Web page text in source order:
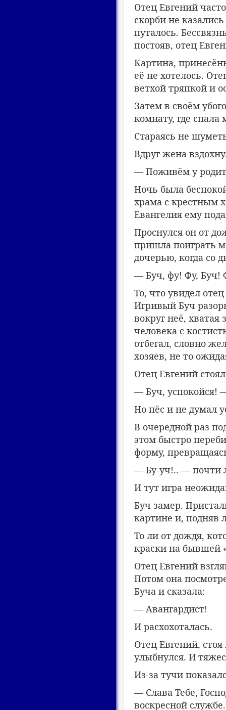
Отец Евгений
скорби не
путалось.
постояв, отец
Картина,
её не хотелось.
ветхой тряпкой и
Затем в своём
комнату, где
Стараясь не
Вдруг жена
— Поживём у
Ночь была
храма с крестным
Евангелия ему
Проснулся он от
пришла поиграть
дочерью, когда со
— Буч, фу! Фу, Буч!
То, что увидел
Игривый Буч
вокруг неё, хватая
человека с
отбегал, словно
хозяев, не то
Отец Евгений
— Буч, успокойся!
Но пёс и не думал
В очередной раз
этом быстро
форму,
— Бу-уч!.. — почти
И тут игра
Буч замер.
картине и, подняв
То ли от дождя,
краски на бывшей
Отец Евгений
Потом она
Буча и сказала:
— Авангардист!
И расхохоталась.
Отец Евгений,
улыбнулся. И
Из-за тучи
— Слава Тебе,
воскресной службе.